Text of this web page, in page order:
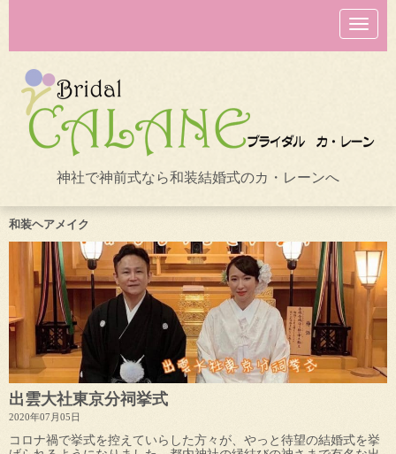
N
a
v
o
n
神社で神前式なら和装結婚式のカ・レーンへ
和装ヘアメイク
出雲大社東京分祠挙式
2020年07月05日
コロナ禍で挙式を控えていらした方々が、やっと待望の結婚式を挙